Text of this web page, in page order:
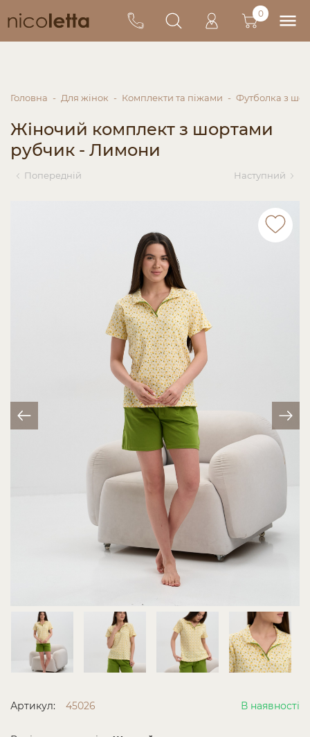
0
Головна Для жінок Комплекти та піжами Футболка з
Жіночий комплект з шортами
рубчик - Лимони
Попередній Наступний
Артикул: 45026 В наявності